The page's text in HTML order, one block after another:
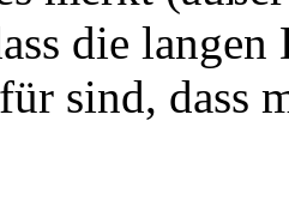
die
sind, dass